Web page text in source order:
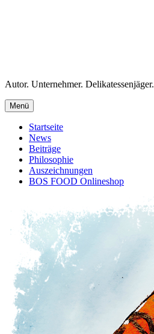
Autor. Unternehmer. Delikatessenjäger.
Menü
Startseite
News
Beiträge
Philosophie
Auszeichnungen
BOS FOOD Onlineshop